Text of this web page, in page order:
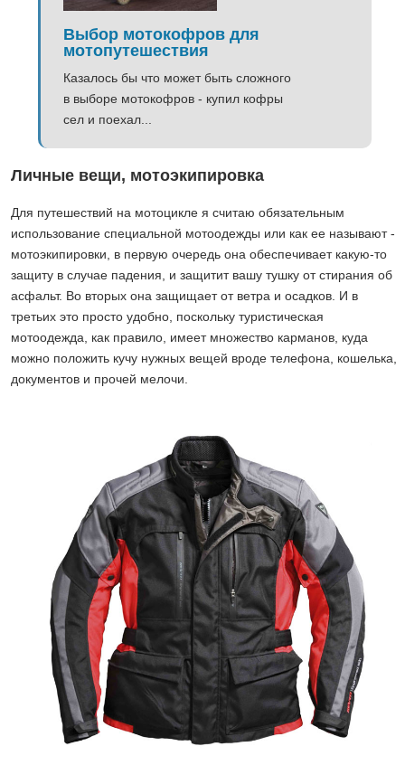
Выбор мотокофров для
мотопутешествия
Казалось бы что может быть сложного
в выборе мотокофров - купил кофры
сел и поехал...
Личные вещи, мотоэкипировка
Для путешествий на мотоцикле я считаю обязательным
использование специальной мотоодежды или как ее называют -
мотоэкипировки, в первую очередь она обеспечивает какую-то
защиту в случае падения, и защитит вашу тушку от стирания об
асфальт. Во вторых она защищает от ветра и осадков. И в
третьих это просто удобно, поскольку туристическая
мотоодежда, как правило, имеет множество карманов, куда
можно положить кучу нужных вещей вроде телефона, кошелька,
документов и прочей мелочи.